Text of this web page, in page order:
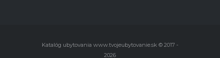
Katalóg ubytovania www.tvojeubytovanie.sk © 2017 -
2026